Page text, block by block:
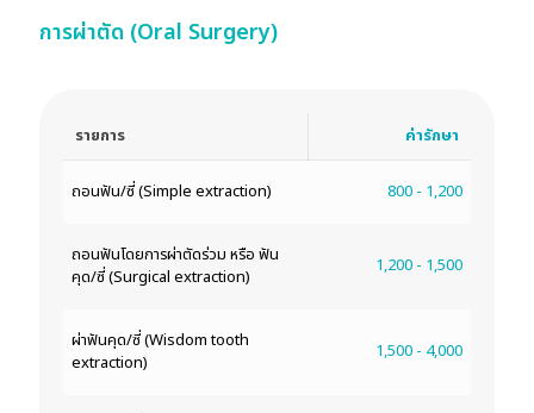
การผ่าตัด (Oral Surgery)
รายการ ค่ารักษา
ถอนฟัน/ซี่ (Simple extraction) 800 - 1,200
ถอนฟันโดยการผ่าตัดร่วม หรือ ฟัน
คุด/ซี่ (Surgical extraction)
1,200 - 1,500
ผ่าฟันคุด/ซี่ (Wisdom tooth
extraction)
1,500 - 4,000